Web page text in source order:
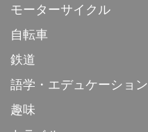
モーターサイクル
自転車
鉄道
語学・エデュケーション
趣味